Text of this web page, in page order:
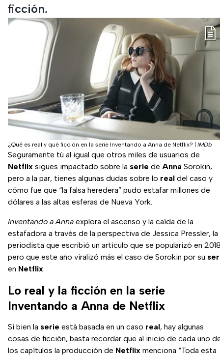
ficción.
¿Qué es real y qué ficción en la serie Inventando a Anna de Netflix? IMDb
Seguramente tú al igual que otros miles de usuarios de
Netflix sigues impactado sobre la serie de Anna Sorokin,
pero a la par, tienes algunas dudas sobre lo real del caso y
cómo fue que “la falsa heredera” pudo estafar millones de
dólares a las altas esferas de Nueva York.
Inventando a Anna explora el ascenso y la caída de la
estafadora a través de la perspectiva de Jessica Pressler, la
periodista que escribió un artículo que se popularizó en
pero que este año viralizó más el caso de Sorokin por su
en Netflix.
Lo real y la ficción en la serie
Inventando a Anna de Netflix
Si bien la serie está basada en un caso real, hay algunas
cosas de ficción, basta recordar que al inicio de cada uno
los capítulos la producción de Netflix menciona “Toda esta